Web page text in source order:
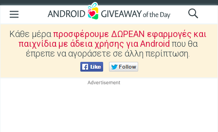
Κάθε μέραπροσφέρουμε ΔΩΡΕΑΝ εφαρμογές και
παιχνίδια με άδεια χρήσης για Android που θα
έπρεπε να αγοράσετε σε άλλη περίπτωση.